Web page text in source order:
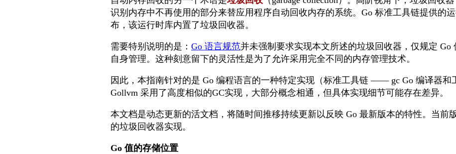
识别内存中不再使用的部分来替应用程序自动回收内存的系统。Go 标准工具链提供的
布，该运行时库内置了垃圾回收器。
需要特别说明的是： Go 语言规范并未强制要求实现本文所述的垃圾回收器，仅规定 Go
自身管理。这种刻意留下的灵活性是为了允许采用完全不同的内存管理技术。
因此，本指南针对的是 Go 编程语言的一种特定实现（标准工具链 —— gc Go 编译器和
Gollvm 采用了高度相似的GC实现，大部分概念相通，但具体实现细节可能存在差异。
本文档是动态更新的活文档，将随时间推移持续更新以反映 Go 最新版本的特性。当前
的垃圾回收器实现。
Go 值的存储位置